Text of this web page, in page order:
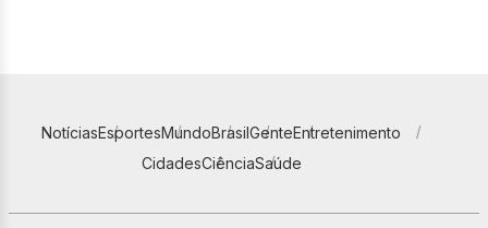
NotíciasEsportesMundoBrasilGenteEntretenimento
CidadesCiênciaSaúde